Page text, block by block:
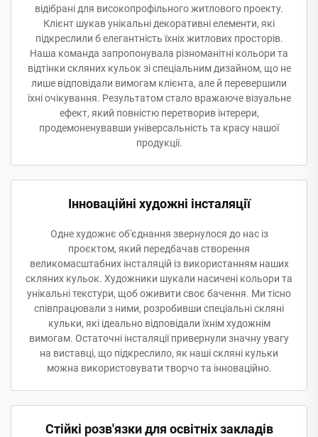
відібрані для високопрофільного житлового проекту.
Клієнт шукав унікальні декоративні елементи, які
підкреслили б елегантність їхніх житлових просторів.
Наша команда запропонувала різноманітні кольори та
відтінки скляних кульок зі спеціальним дизайном, що не
лише відповідали вимогам клієнта, але й перевершили
їхні очікування. Результатом стало вражаюче візуальне
ефект, який повністю перетворив інтерери,
продемоненувавши універсальність та красу нашої
продукції.
Інноваційні художні інсталяції
Одне художнє об'єднання звернулося до нас із
проєктом, який передбачав створення
великомасштабних інсталяцій із використанням наших
скляних кульок. Художники шукали насичені кольори та
унікальні текстури, щоб оживити своє бачення. Ми тісно
співпрацювали з ними, розробивши спеціальні скляні
кульки, які ідеально відповідали їхнім художнім
вимогам. Остаточні інсталяції привернули значну увагу
на виставці, що підкреслило, як наші скляні кульки
можна використовувати творчо та інноваційно.
Стійкі розв'язки для освітніх закладів